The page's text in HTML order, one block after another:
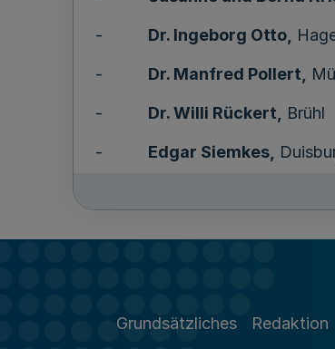
- Dr. Ingeborg Otto,
- Dr. Manfred Pollert,
- Dr. Willi Rückert, Brühl
- Edgar Siemkes,
Grundsätzliches Redaktion